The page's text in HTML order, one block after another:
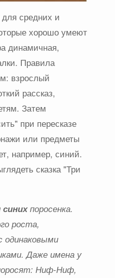
средних и
хорошо умеют
динамичная,
Правила
взрослый
рассказ,
Затем
при пересказе
или предметы
например, синий.
сказка "Три
синихпоросенка.
роста,
одинаковыми
Даже имена у
Ниф-Ниф,